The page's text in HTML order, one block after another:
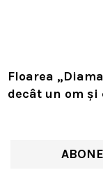
Floarea
decât un om